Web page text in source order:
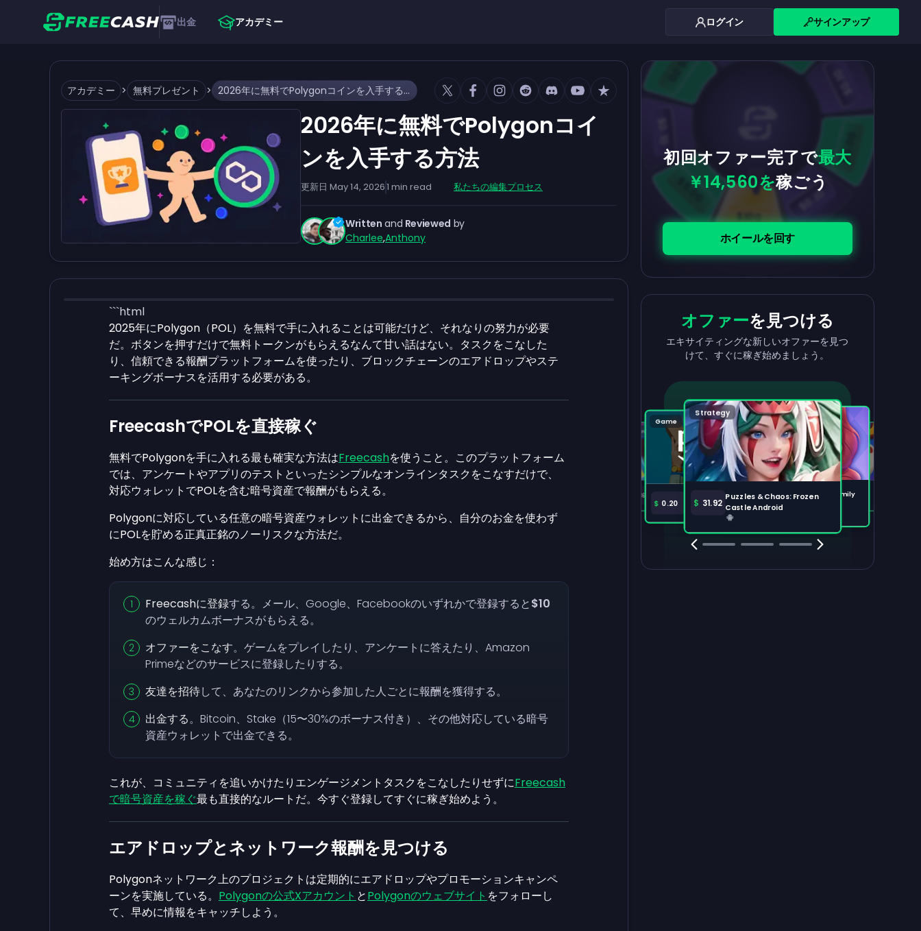
出金 アカデミー ログイン サインアップ
アカデミー > 無料プレゼント > 2026年に無料でPolygonコインを入手する方法
2026年に無料でPolygonコイ
ンを入手する方法
更新日 May 14, 20261 min read 私たちの編集プロセス
Written and Reviewed by
Charlee,Anthony
```html
2025年にPolygon（POL）を無料で手に入れることは可能だけど、それなりの努力が必要
だ。ボタンを押すだけで無料トークンがもらえるなんて甘い話はない。タスクをこなした
り、信頼できる報酬プラットフォームを使ったり、ブロックチェーンのエアドロップやステ
ーキングボーナスを活用する必要がある。
FreecashでPOLを直接稼ぐ
無料でPolygonを手に入れる最も確実な方法はFreecashを使うこと。このプラットフォーム
では、アンケートやアプリのテストといったシンプルなオンラインタスクをこなすだけで、
対応ウォレットでPOLを含む暗号資産で報酬がもらえる。
Polygonに対応している任意の暗号資産ウォレットに出金できるから、自分のお金を使わず
にPOLを貯める正真正銘のノーリスクな方法だ。
始め方はこんな感じ：
Freecashに登録する。メール、Google、Facebookのいずれかで登録すると$10
のウェルカムボーナスがもらえる。
オファーをこなす。ゲームをプレイしたり、アンケートに答えたり、Amazon
Primeなどのサービスに登録したりする。
友達を招待して、あなたのリンクから参加した人ごとに報酬を獲得する。
出金する。Bitcoin、Stake（15〜30%のボーナス付き）、その他対応している暗号
資産ウォレットで出金できる。
これが、コミュニティを追いかけたりエンゲージメントタスクをこなしたりせずにFreecash
で暗号資産を稼ぐ最も直接的なルートだ。今すぐ登録してすぐに稼ぎ始めよう。
エアドロップとネットワーク報酬を見つける
Polygonネットワーク上のプロジェクトは定期的にエアドロップやプロモーションキャンペ
ーンを実施している。 Polygonの公式Xアカウント とPolygonのウェブサイト をフォローし
て、早めに情報をキャッチしよう。
初回オファー完了で最大
￥14,560を稼ごう
ホイールを回す
$100
$5.00
$5.00
$0.10 $5.00
$5.00
$0.10
オファーを見つける
エキサイティングな新しいオファーを見つ
けて、すぐに稼ぎ始めましょう。
Tabletop
$ 36.02 Bingo Dice iOS
Puzzle
$ 30.00Merge Help: Warm Family
Android
Strategy
$ 31.92 Puzzles & Chaos: Frozen
Castle Android
Game
$ 0.20 Amazon Prime
Game
36.97
報酬を獲得
タスクを完了して、残高が増えるのを見
守りましょう。
100,000
注目のオファー すべて表示
Clash Royale
収益を 出金
収益を素早く簡単に引き出せます。